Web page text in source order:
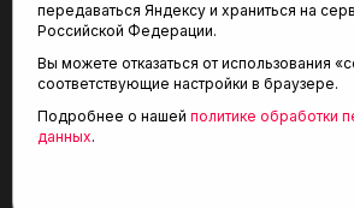
© 2001-2026 Агентство спортивных
передаваться Яндексу и храниться на
Российской Федерации.
Вы можете отказаться от использования
соответствующие настройки в браузере.
Подробнее о нашей политике обработки
данных.